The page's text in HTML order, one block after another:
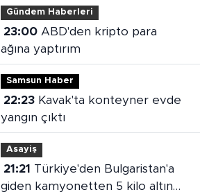
Gündem Haberleri
23:00ABD'den kripto para
ağına yaptırım
Samsun Haber
22:23Kavak'ta konteyner evde
yangın çıktı
Asayiş
21:21
giden kamyonetten 5 kilo altın